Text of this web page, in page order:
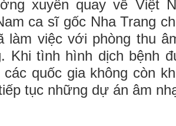
xuyên quay về Việt
ca sĩ gốc Nha Trang
làm việc với phòng thu
Khi tình hình dịch bệnh
quốc gia không còn
tục những dự án âm